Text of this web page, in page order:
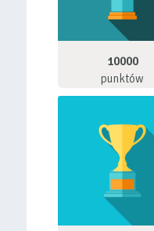
10000
punktów